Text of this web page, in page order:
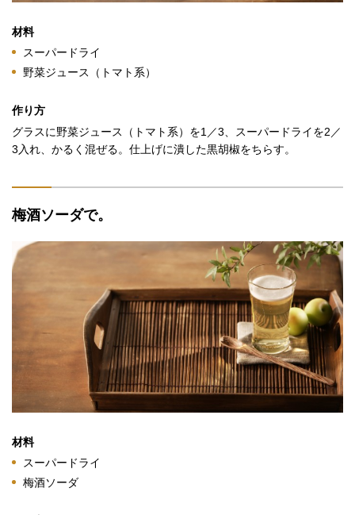
材料
スーパードライ
野菜ジュース（トマト系）
作り方
グラスに野菜ジュース（トマト系）を1／3、スーパードライを2／
3入れ、かるく混ぜる。仕上げに潰した黒胡椒をちらす。
梅酒ソーダで。
材料
スーパードライ
梅酒ソーダ